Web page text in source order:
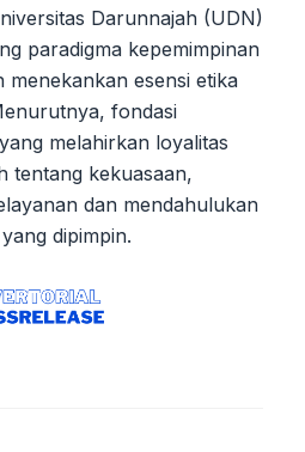
Darunnajah (UDN)
paradigma kepemimpinan
menekankan esensi etika
fondasi
melahirkan loyalitas
tentang kekuasaan,
dan mendahulukan
dipimpin.